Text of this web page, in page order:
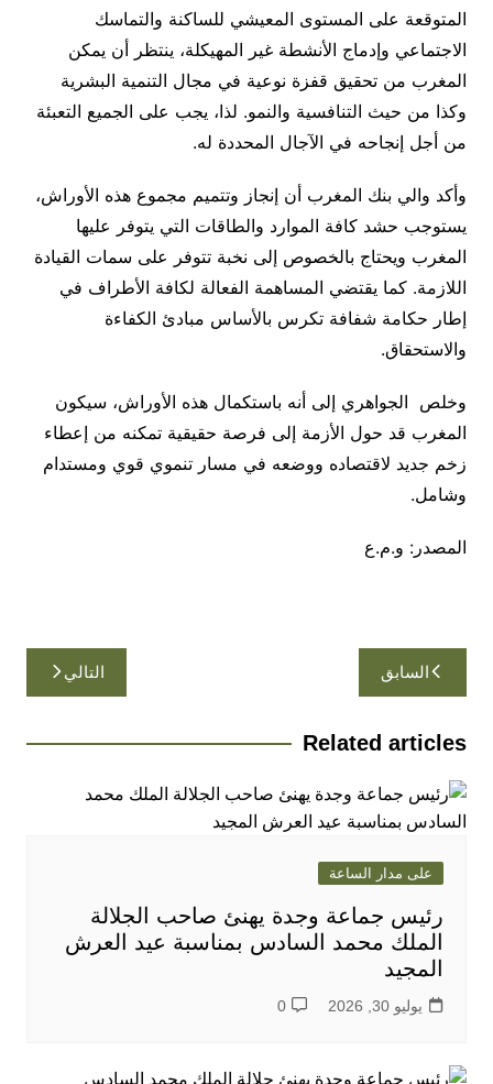
المتوقعة على المستوى المعيشي للساكنة والتماسك
الاجتماعي وإدماج الأنشطة غير المهيكلة، ينتظر أن يمكن
المغرب من تحقيق قفزة نوعية في مجال التنمية البشرية
وكذا من حيث التنافسية والنمو. لذا، يجب على الجميع التعبئة
من أجل إنجاحه في الآجال المحددة له.
وأكد والي بنك المغرب أن إنجاز وتتميم مجموع هذه الأوراش،
يستوجب حشد كافة الموارد والطاقات التي يتوفر عليها
المغرب ويحتاج بالخصوص إلى نخبة تتوفر على سمات القيادة
اللازمة. كما يقتضي المساهمة الفعالة لكافة الأطراف في
إطار حكامة شفافة تكرس بالأساس مبادئ الكفاءة
والاستحقاق.
وخلص الجواهري إلى أنه باستكمال هذه الأوراش، سيكون
المغرب قد حول الأزمة إلى فرصة حقيقية تمكنه من إعطاء
زخم جديد لاقتصاده ووضعه في مسار تنموي قوي ومستدام
وشامل.
المصدر: و.م.ع
تصفّح
المقالات
السابق التالي
Related articles
على مدار الساعة
رئيس جماعة وجدة يهنئ صاحب الجلالة
الملك محمد السادس بمناسبة عيد العرش
المجيد
يوليو 30, 2026 0